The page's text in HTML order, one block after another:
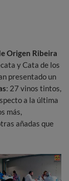
Origen Ribeira
y Cata de los
presentado un
: 27 vinos tintos,
a la última
más,
añadas que